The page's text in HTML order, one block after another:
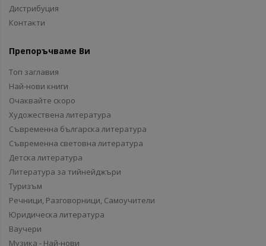
Дистрибуция
Контакти
Препоръчваме Ви
Топ заглавия
Най-нови книги
Очаквайте скоро
Художествена литература
Съвременна българска литература
Съвременна световна литература
Детска литература
Литература за тийнейджъри
Туризъм
Речници, Разговорници, Самоучители
Юридическа литература
Ваучери
Музика - Най-нови